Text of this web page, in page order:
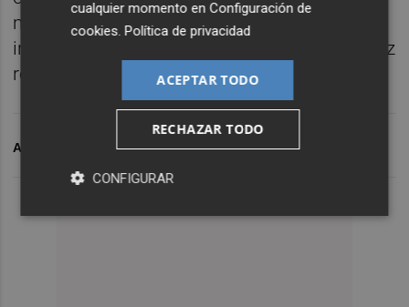
manifestaciones y hagan declaraciones
incendiarias desmentidas por la muy ineficaz
realidad de su gestión".
ARCHIVADO EN AYUNTAMIENTO DE VALÈNCIA
cualquier momento enConfiguración de
cookies .Política de privacidad
ACEPTAR TODO
RECHAZAR TODO
CONFIGURAR